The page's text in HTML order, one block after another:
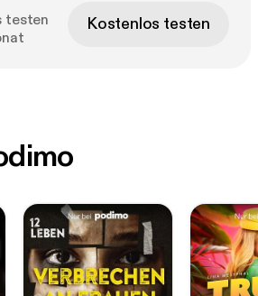
testen
Kostenlos testen